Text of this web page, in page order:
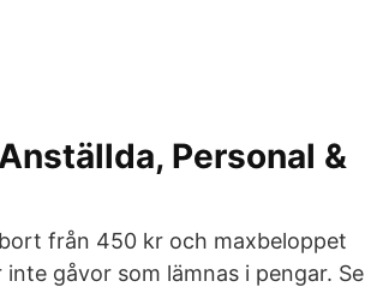
Personal &
från 450 kr och maxbeloppet
gåvor som lämnas i pengar. Se